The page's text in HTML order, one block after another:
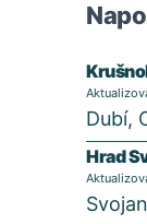
Dubí,
Hrad